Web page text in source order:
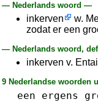
— Nederlands woord —
inkerven
w.
zodat er een
— Nederlands woord,
inkerven v.
9 Nederlandse woorden
een ergens